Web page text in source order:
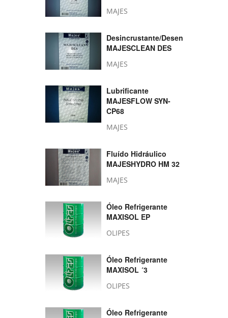
MAJES
Desincrustante/Desengordurante
MAJESCLEAN DES
MAJES
Lubrificante
MAJESFLOW SYN-
CP68
MAJES
Fluído Hidráulico
MAJESHYDRO HM 32
MAJES
Óleo Refrigerante
MAXISOL EP
OLIPES
Óleo Refrigerante
MAXISOL ´3
OLIPES
Óleo Refrigerante